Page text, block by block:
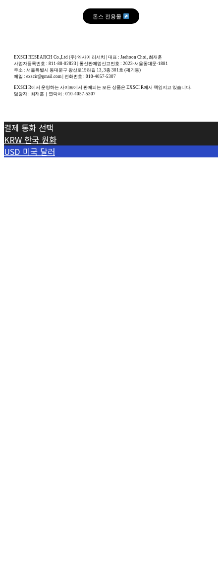
톤스 전용몰
EXSCI RESEARCH Co.,Ltd (주) 엑사이 리서치 | 대표 : Jaehoon Choi, 최재훈
사업자등록번호 : 811-88-02823 | 통신판매업신고번호 : 2023-서울동대문-1881
주소 : 서울특별시 동대문구 왕산로19라길 13, 3층 301호 (제기동)
메일 : exscir@gmail.com | 전화번호 : 010-4057-5307
EXSCI R에서 운영하는 사이트에서 판매되는 모든 상품은 EXSCI R에서 책임지고 있습니다.
담당자 : 최재훈｜연락처 : 010-4057-5307
결제 통화 선택
KRW 한국 원화
USD 미국 달러